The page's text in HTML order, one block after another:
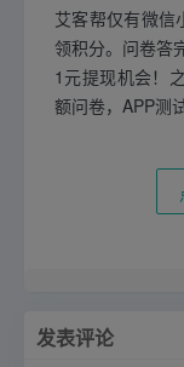
艾客帮仅有微信
领积分。问卷答
1元提现机会！
额问卷，APP测
发表评论